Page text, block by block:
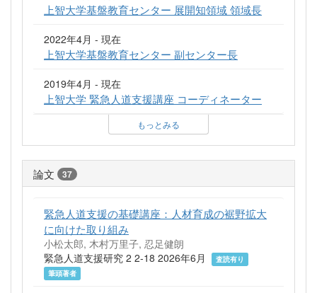
上智大学基盤教育センター 展開知領域 領域長
2022年4月 - 現在
上智大学基盤教育センター 副センター長
2019年4月 - 現在
上智大学 緊急人道支援講座 コーディネーター
もっとみる
論文 37
緊急人道支援の基礎講座：人材育成の裾野拡大
に向けた取り組み
小松太郎, 木村万里子, 忍足健朗
緊急人道支援研究 2 2-18 2026年6月
査読有り
筆頭著者